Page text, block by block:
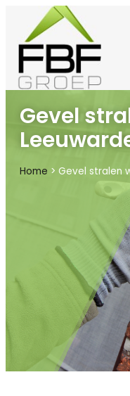
Gevel
Home > Gevel stralen